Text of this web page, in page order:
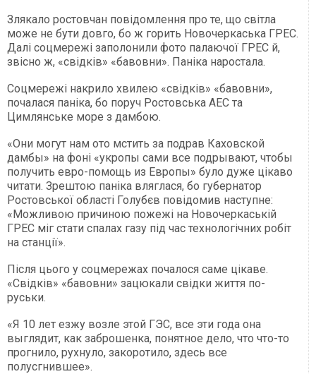
Злякало ростовчан повідомлення про те, що світла
може не бути довго, бо ж горить Новочеркаська ГРЕС.
Далі соцмережі заполонили фото палаючої ГРЕС й,
звісно ж, «свідків» «бавовни». Паніка наростала.
Соцмережі накрило хвилею «свідків» «бавовни»,
почалася паніка, бо поруч Ростовська АЕС та
Цимлянське море з дамбою.
«Они могут нам ото мстить за подрав Каховской
дамбы» на фоні «укропы сами все подрывают, чтобы
получить евро-помощь из Европы» було дуже цікаво
читати. Зрештою паніка вляглася, бо губернатор
Ростовської області Голубєв повідомив наступне:
«Можливою причиною пожежі на Новочеркаській
ГРЕС міг стати спалах газу під час технологічних робіт
на станції».
Після цього у соцмережах почалося саме цікаве.
«Свідків» «бавовни» зацюкали свідки життя по-
руськи.
«Я 10 лет езжу возле этой ГЭС, все эти года она
выглядит, как заброшенка, понятное дело, что что-то
прогнило, рухнуло, закоротило, здесь все
полусгнившее».